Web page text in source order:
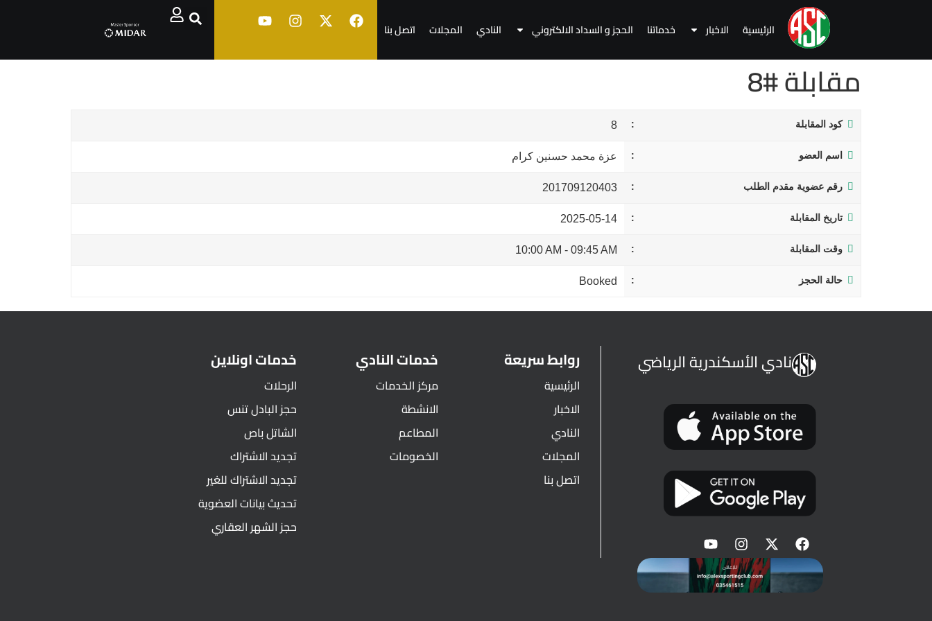
الرئيسية الاخبار خدماتنا الحجز و السداد الالكتروني النادي المجلات اتصل بنا
مقابلة #8
كود المقابلة 8
اسم العضو عزة محمد حسنين كرام
رقم عضوية مقدم الطلب 201709120403
تاريخ المقابلة 2025-05-14
وقت المقابلة 09:45 AM
-
10:00 AM
حالة الحجز Booked
نادي الأسكندرية الرياضي روابط سريعة
الرئيسية
الاخبار
النادي
المجلات
اتصل بنا
خدمات النادي
مركز الخدمات
الانشطة
المطاعم
الخصومات
خدمات اونلاين
الرحلات
حجز البادل تنس
الشاتل باص
تجديد الاشتراك
تجديد الاشتراك للغير
تحديث بيانات العضوية
حجز الشهر العقاري